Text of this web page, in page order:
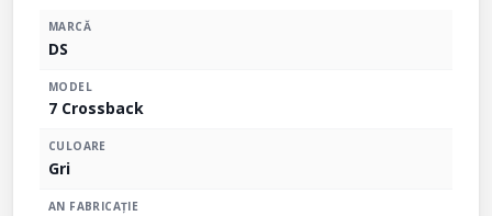
MARCĂ
DS
MODEL
7 Crossback
CULOARE
Gri
AN FABRICAȚIE